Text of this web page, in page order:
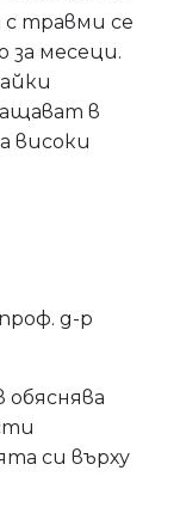
с травми се
за месеци.
в
високи
д-р
си върху